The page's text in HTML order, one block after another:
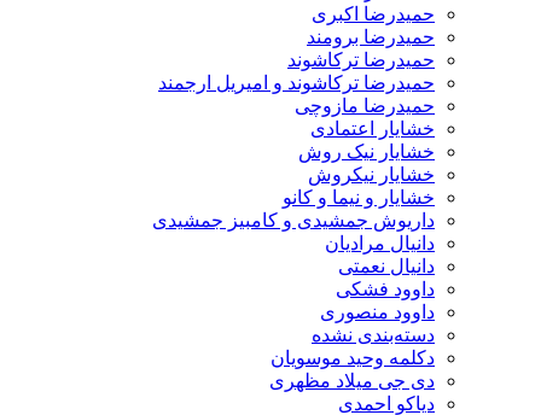
حمیدرضا اکبری
حمیدرضا برومند
حمیدرضا ترکاشوند
حمیدرضا ترکاشوند و امیریل ارجمند
حمیدرضا مازوچی
خشایار اعتمادی
خشایار نیک روش
خشایار نیکروش
خشایار و نیما و کانو
داریوش جمشیدی و کامبیز جمشیدی
دانیال مرادیان
دانیال نعمتی
داوود فشکی
داوود منصوری
دسته‌بندی نشده
دکلمه وحید موسویان
دی جی میلاد مظهری
دیاکو احمدی